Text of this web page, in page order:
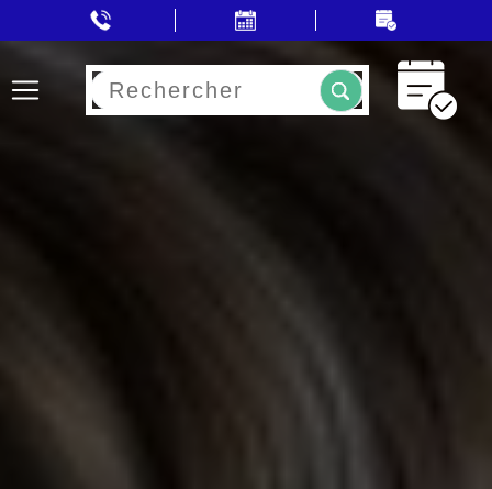
Rechercher